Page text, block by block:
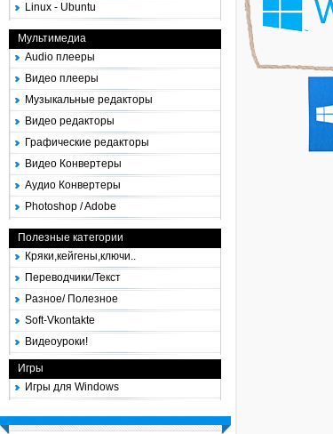
Linux - Ubuntu
Мультимедиа
Audio плееры
Видео плееры
Музыкальные редакторы
Видео редакторы
Графические редакторы
Видео Конвертеры
Аудио Конвертеры
Photoshop / Adobe
Полезные категории
Кряки,кейгены,ключи..
Переводчики/Текст
Разное/ Полезное
Soft-Vkontakte
Видеоуроки!
Игры
Игры для Windows